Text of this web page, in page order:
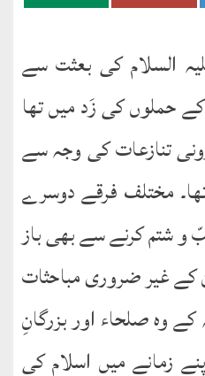
السلام کی بعثت سے
حملوں کی زَد میں تھا
تنازعات کی وجہ سے
مختلف فرقے دوسرے
و شتم کرنے سے بھی باز
کے غیر ضروری مباحثات
وہ صلحاء اور بزرگانِ
زمانے میں اسلام کی